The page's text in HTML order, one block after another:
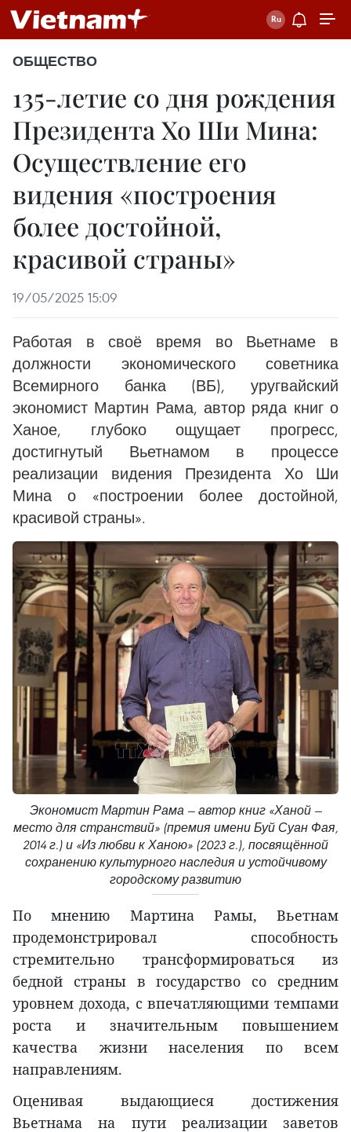
ОБЩЕСТВО
135-летие со дня рождения
Президента Хо Ши Мина:
Осуществление его
видения «построения
более достойной,
красивой страны»
19/05/2025 15:09
Работая в своё время во Вьетнаме в
должности экономического советника
Всемирного банка (ВБ), уругвайский
экономист Мартин Рама, автор ряда книг о
Ханое, глубоко ощущает прогресс,
достигнутый Вьетнамом в процессе
реализации видения Президента Хо Ши
Мина о «построении более достойной,
красивой страны».
Экономист Мартин Рама — автор книг «Ханой —
место для странствий» (премия имени Буй Суан Фая,
2014 г.) и «Из любви к Ханою» (2023 г.), посвящённой
сохранению культурного наследия и устойчивому
городскому развитию
По мнению Мартина Рамы, Вьетнам
продемонстрировал способность
стремительно трансформироваться из
бедной страны в государство со средним
уровнем дохода, с впечатляющими темпами
роста и значительным повышением
качества жизни населения по всем
направлениям.
Оценивая выдающиеся достижения
Вьетнама на пути реализации заветов